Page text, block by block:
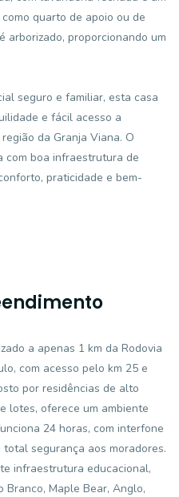
quarto de apoio ou de
arborizado, proporcionando um
seguro e familiar, esta casa
e fácil acesso a
da Granja Viana. O
com boa infraestrutura de
praticidade e bem-
a apenas 1 km da Rodovia
com acesso pelo km 25 e
por residências de alto
lotes, oferece um ambiente
24 horas, com interfone
segurança aos moradores.
infraestrutura educacional,
Branco, Maple Bear, Anglo,